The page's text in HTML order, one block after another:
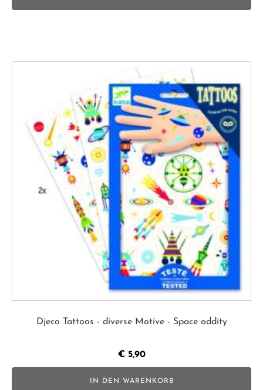
Djeco Tattoos - diverse Motive - Space oddity
€5,90
IN DEN WARENKORB